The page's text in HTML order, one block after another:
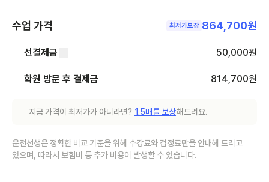
수업 가격 최저가보장 864,700원
선결제금 50,000원
학원 방문 후 결제금 814,700원
지금 가격이 최저가가 아니라면? 1.5배를 보상해드려요.
운전선생은 정확한 비교 기준을 위해 수강료와 검정료만을 안내해 드리고
있으며, 따라서 보험비 등 추가 비용이 발생할 수 있습니다.